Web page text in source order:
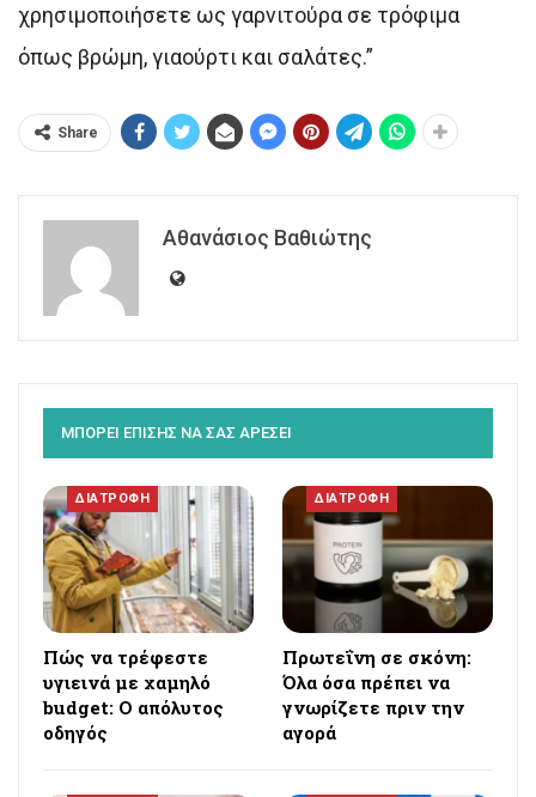
χρησιμοποιήσετε ως γαρνιτούρα σε τρόφιμα
όπως βρώμη, γιαούρτι και σαλάτες.”
Share
Αθανάσιος Βαθιώτης
ΜΠΟΡΕΙ ΕΠΙΣΗΣ ΝΑ ΣΑΣ ΑΡΕΣΕΙ
ΔΙΑΤΡΟΦΗ
Πώς να τρέφεστε
υγιεινά με χαμηλό
budget: Ο απόλυτος
οδηγός
ΔΙΑΤΡΟΦΗ
Πρωτεΐνη σε σκόνη:
Όλα όσα πρέπει να
γνωρίζετε πριν την
αγορά